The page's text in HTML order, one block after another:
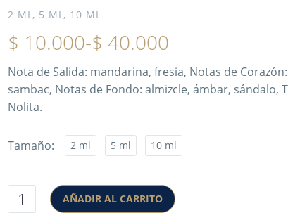
2 ML, 5 ML, 10 ML
$ 10.000-$ 40.000
Nota de Salida: mandarina, fresia, Notas de
sambac, Notas de Fondo: almizcle, ámbar, sándalo,
Nolita.
Tamaño 2 ml 5 ml 10 ml
AÑADIR AL CARRITO